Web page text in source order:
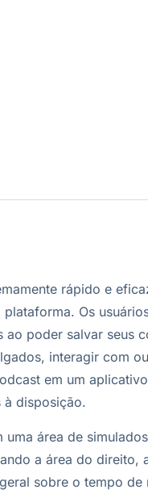
rápido e
Os
ao poder salvar seus
interagir com
em um
à disposição.
uma área de
a área do direito,
sobre o tempo